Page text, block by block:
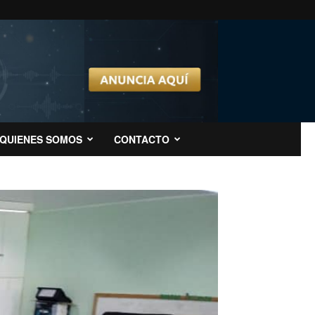
QUIENES SOMOS CONTACTO